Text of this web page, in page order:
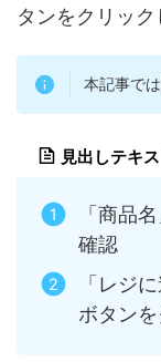
タンをクリック
本記事で
見出しテキス
「商品
確認
「レジ
ボタン